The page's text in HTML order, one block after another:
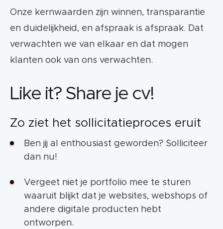
Onze kernwaarden zijn winnen, transparantie
en duidelijkheid, en afspraak is afspraak. Dat
verwachten we van elkaar en dat mogen
klanten ook van ons verwachten.
Like it? Share je cv!
Zo ziet het sollicitatieproces eruit
Ben jij al enthousiast geworden? Solliciteer
dan nu!
Vergeet niet je portfolio mee te sturen
waaruit blijkt dat je websites, webshops of
andere digitale producten hebt
ontworpen.